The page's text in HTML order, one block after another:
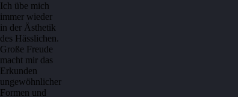
Ich übe mich
immer wieder
in der Ästhetik
des Hässlichen.
Große Freude
macht mir das
Erkunden
ungewöhnlicher
Formen und